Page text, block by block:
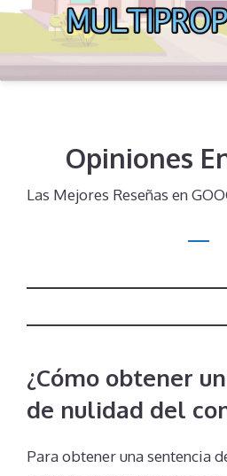
Opiniones
Las Mejores Reseñas en
¿Cómo obtener
de nulidad del
Para obtener una sentencia